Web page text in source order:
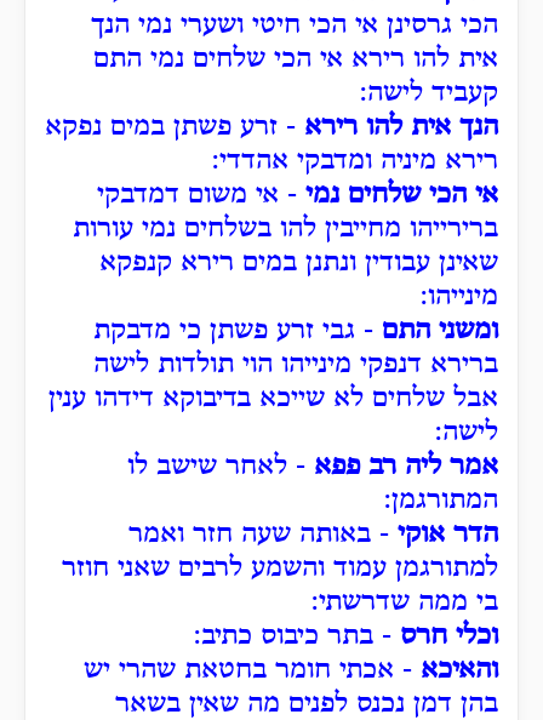
הכי גרסינן אי הכי חיטי ושערי נמי הנך
אית להו רירא אי הכי שלחים נמי התם
קעביד לישה:
הנך אית להו רירא - זרע פשתן במים נפקא
רירא מיניה ומדבקי אהדדי:
אי הכי שלחים נמי - אי משום דמדבקי
ברירייהו מחייבין להו בשלחים נמי עורות
שאינן עבודין ונתנן במים רירא קנפקא
מינייהו:
ומשני התם - גבי זרע פשתן כי מדבקת
ברירא דנפקי מינייהו הוי תולדות לישה
אבל שלחים לא שייכא בדיבוקא דידהו ענין
לישה:
אמר ליה רב פפא - לאחר שישב לו
המתורגמן:
הדר אוקי - באותה שעה חזר ואמר
למתורגמן עמוד והשמע לרבים שאני חוזר
בי ממה שדרשתי:
וכלי חרס - בתר כיבוס כתיב:
והאיכא - אכתי חומר בחטאת שהרי יש
בהן דמן נכנס לפנים מה שאין בשאר